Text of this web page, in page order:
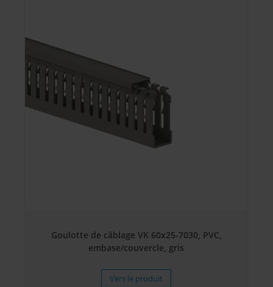
Goulotte de câblage VK 60x25-7030, PVC,
embase/couvercle, gris
Vers le produit